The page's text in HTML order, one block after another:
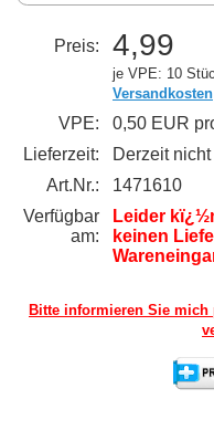
Preis: 4,99
je VPE: 10
Versandkosten
VPE:
0,50 EUR
Lieferzeit:
Derzeit
Art.Nr.:
1471610
Verfügbar
am:
Leider
keinen
Bitte informieren Sie mich